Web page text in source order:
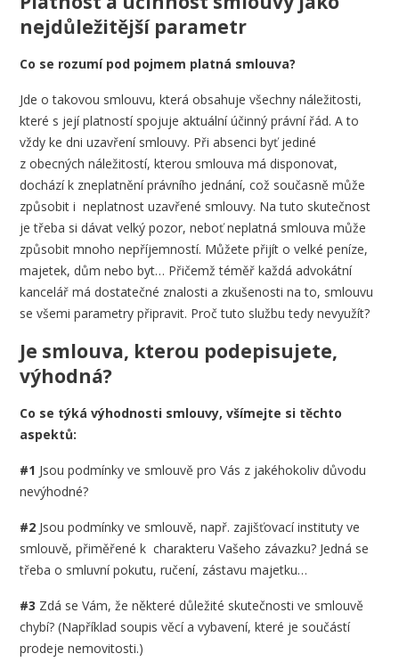
nejdůležitější parametr
Co se rozumí pod pojmem platná smlouva?
Jde o takovou smlouvu, která obsahuje všechny náležitosti,
které s její platností spojuje aktuální účinný právní řád. A to
vždy ke dni uzavření smlouvy. Při absenci byť jediné
z obecných náležitostí, kterou smlouva má disponovat,
dochází k zneplatnění právního jednání, což současně může
způsobit i neplatnost uzavřené smlouvy. Na tuto skutečnost
je třeba si dávat velký pozor, neboť neplatná smlouva může
způsobit mnoho nepříjemností. Můžete přijít o velké peníze,
majetek, dům nebo byt… Přičemž téměř každá advokátní
kancelář má dostatečné znalosti a zkušenosti na to, smlouvu
se všemi parametry připravit. Proč tuto službu tedy nevyužít?
Je smlouva, kterou podepisujete,
výhodná?
Co se týká výhodnosti smlouvy, všímejte si těchto
aspektů:
#1 Jsou podmínky ve smlouvě pro Vás z jakéhokoliv důvodu
nevýhodné?
#2 Jsou podmínky ve smlouvě, např. zajišťovací instituty ve
smlouvě, přiměřené k charakteru Vašeho závazku? Jedná se
třeba o smluvní pokutu, ručení, zástavu majetku…
#3 Zdá se Vám, že některé důležité skutečnosti ve smlouvě
chybí? (Například soupis věcí a vybavení, které je součástí
prodeje nemovitosti.)